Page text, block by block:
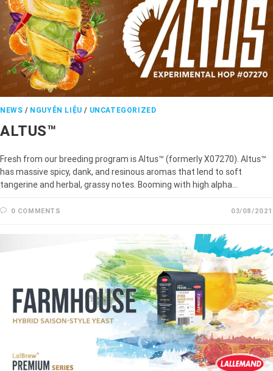
NEWS / NGUYÊN LIỆU / UNCATEGORIZED
ALTUS™
Fresh from our breeding program is Altus™ (formerly X07270). Altus™
has massive spicy, dank, and resinous aromas that lend to soft
tangerine and herbal, grassy notes. Booming with high alpha…
0 COMMENTS 03/08/2021